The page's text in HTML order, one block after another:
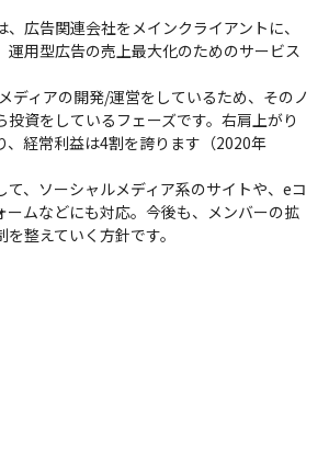
広告関連会社をメインクライアントに、
運用型広告の売上最大化のためのサービス
ディアの開発/運営をしているため、そのノ
投資をしているフェーズです。右肩上がり
、経常利益は4割を誇ります（2020年
て、ソーシャルメディア系のサイトや、eコ
ームなどにも対応。今後も、メンバーの拡
整えていく方針です。